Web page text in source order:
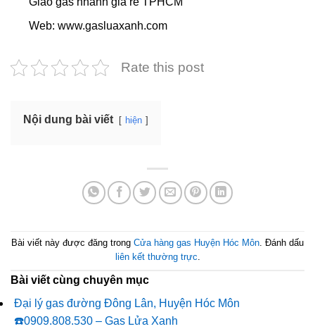
Web: www.gasluaxanh.com
Rate this post
Nội dung bài viết hiện
Bài viết này được đăng trong Cửa hàng gas Huyện Hóc Môn . Đánh dấu
liên kết thường trực
Bài viết cùng chuyên mục
Đại lý gas đường Đông Lân, Huyện Hóc Môn
☎️0909.808.530 – Gas Lửa Xanh